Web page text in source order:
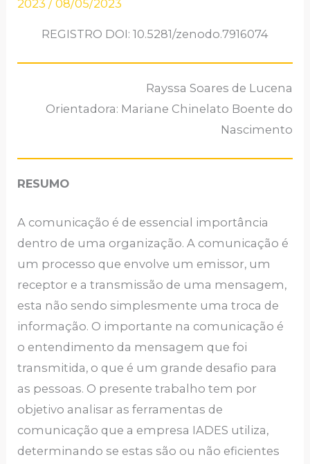
2023 /08/05/2023
REGISTRO DOI: 10.5281/zenodo.7916074
Rayssa Soares de Lucena
Orientadora: Mariane Chinelato Boente do
Nascimento
RESUMO
A comunicação é de essencial importância
dentro de uma organização. A comunicação é
um processo que envolve um emissor, um
receptor e a transmissão de uma mensagem,
esta não sendo simplesmente uma troca de
informação. O importante na comunicação é
o entendimento da mensagem que foi
transmitida, o que é um grande desafio para
as pessoas. O presente trabalho tem por
objetivo analisar as ferramentas de
comunicação que a empresa IADES utiliza,
determinando se estas são ou não eficientes